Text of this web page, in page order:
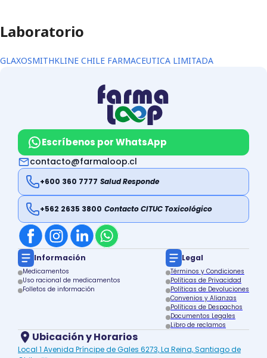
Laboratorio
GLAXOSMITHKLINE CHILE FARMACEUTICA LIMITADA
Escríbenos por WhatsApp
contacto@farmaloop.cl
+600 360 7777 Salud Responde
+562 2635 3800 Contacto CITUC Toxicológico
Información
Medicamentos
Uso racional de medicamentos
Folletos de información
Legal
Términos y Condiciones
Políticas de Privacidad
Políticas de Devoluciones
Convenios y Alianzas
Políticas de Despachos
Documentos Legales
Libro de reclamos
Ubicación y Horarios
Local 1 Avenida Príncipe de Gales 6273, La Reina, Santiago de